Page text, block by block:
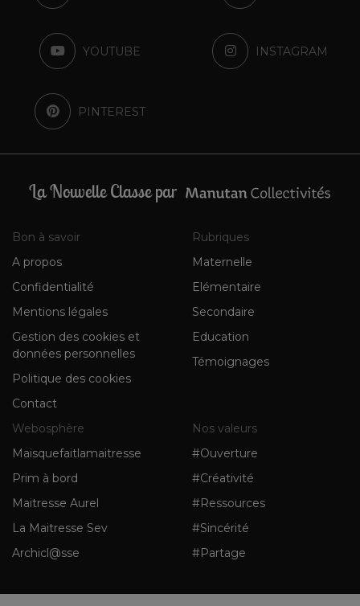
YOUTUBE INSTAGRAM
PINTEREST
La Nouvelle Classe par
Bon à savoir
A propos
Confidentialité
Mentions légales
Gestion des cookies et
données personnelles
Politique des cookies
Contact
Rubriques
Maternelle
Elémentaire
Secondaire
Education
Témoignages
Webosphère
Maisquefaitlamaitresse
Prim à bord
Maitresse Aurel
La Maitresse Sev
Archicl@sse
Nos valeurs
#Ouverture
#Créativité
#Ressources
#Sincérité
#Partage